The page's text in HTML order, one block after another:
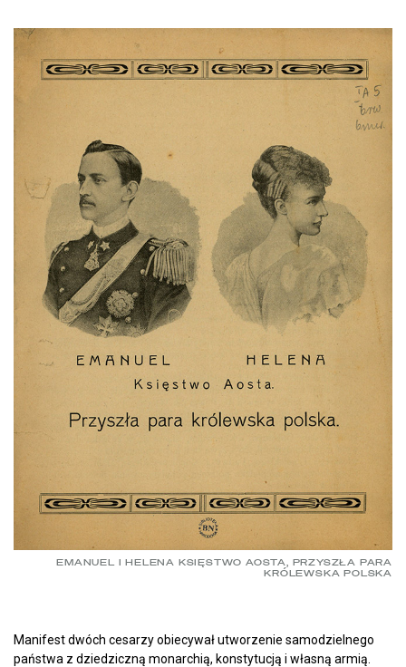
EMANUEL I HELENA KSIĘSTWO AOSTA, PRZYSZŁA PARA
KRÓLEWSKA POLSKA
Manifest dwóch cesarzy obiecywał utworzenie samodzielnego
państwa z dziedziczną monarchią, konstytucją i własną armią.